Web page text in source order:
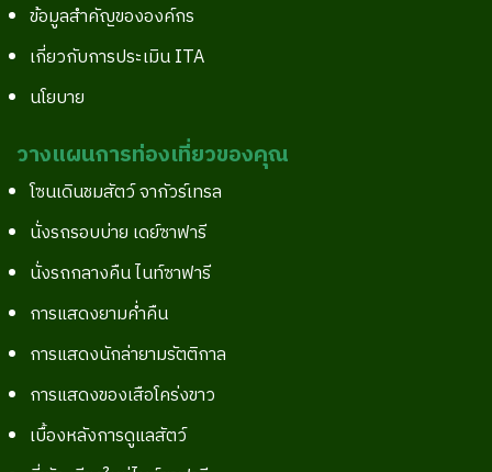
ข้อมูลสำคัญขององค์กร
เกี่ยวกับการประเมิน ITA
นโยบาย
วางแผนการท่องเที่ยวของคุณ
โซนเดินชมสัตว์ จากัวร์เทรล
นั่งรถรอบบ่าย เดย์ซาฟารี
นั่งรถกลางคืน ไนท์ซาฟารี
การแสดงยามค่ำคืน
การแสดงนักล่ายามรัตติกาล
การแสดงของเสือโคร่งขาว
เบื้องหลังการดูแลสัตว์